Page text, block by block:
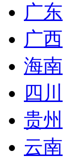
广东
广西
海南
四川
贵州
云南